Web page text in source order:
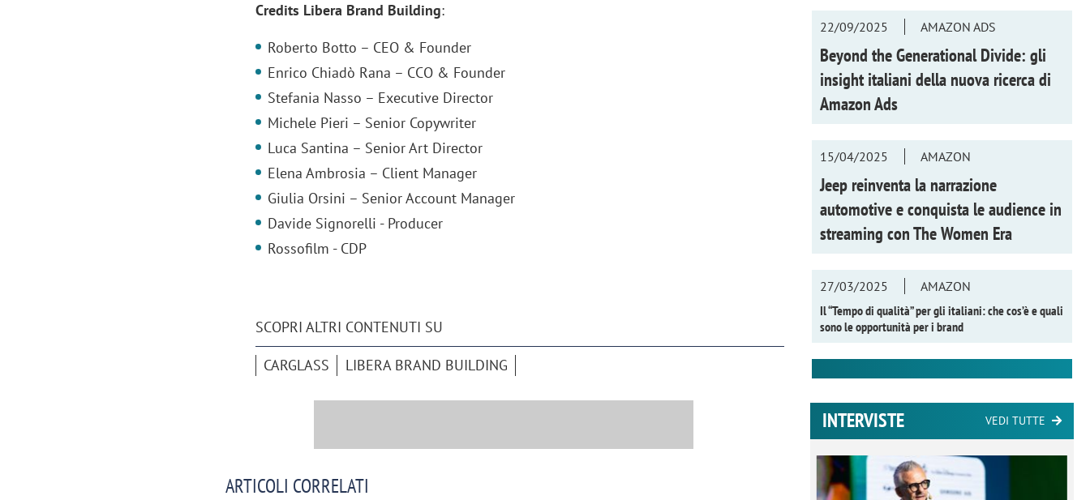
Credits Libera Brand Building:
Roberto Botto – CEO & Founder
Enrico Chiadò Rana – CCO & Founder
Stefania Nasso – Executive Director
Michele Pieri – Senior Copywriter
Luca Santina – Senior Art Director
Elena Ambrosia – Client Manager
Giulia Orsini – Senior Account Manager
Davide Signorelli - Producer
Rossofilm - CDP
SCOPRI ALTRI CONTENUTI SU
CARGLASS LIBERA BRAND BUILDING
ARTICOLI CORRELATI
22/09/2025 AMAZON ADS
Beyond the Generational Divide: gli
insight italiani della nuova ricerca di
Amazon Ads
15/04/2025 AMAZON
Jeep reinventa la narrazione
automotive e conquista le audience in
streaming conThe Women Era
27/03/2025
AMAZON
Il “Tempo di qualità” per gli italiani: che cos’è e quali
sono le opportunità per i brand
INTERVISTE VEDI TUTTE